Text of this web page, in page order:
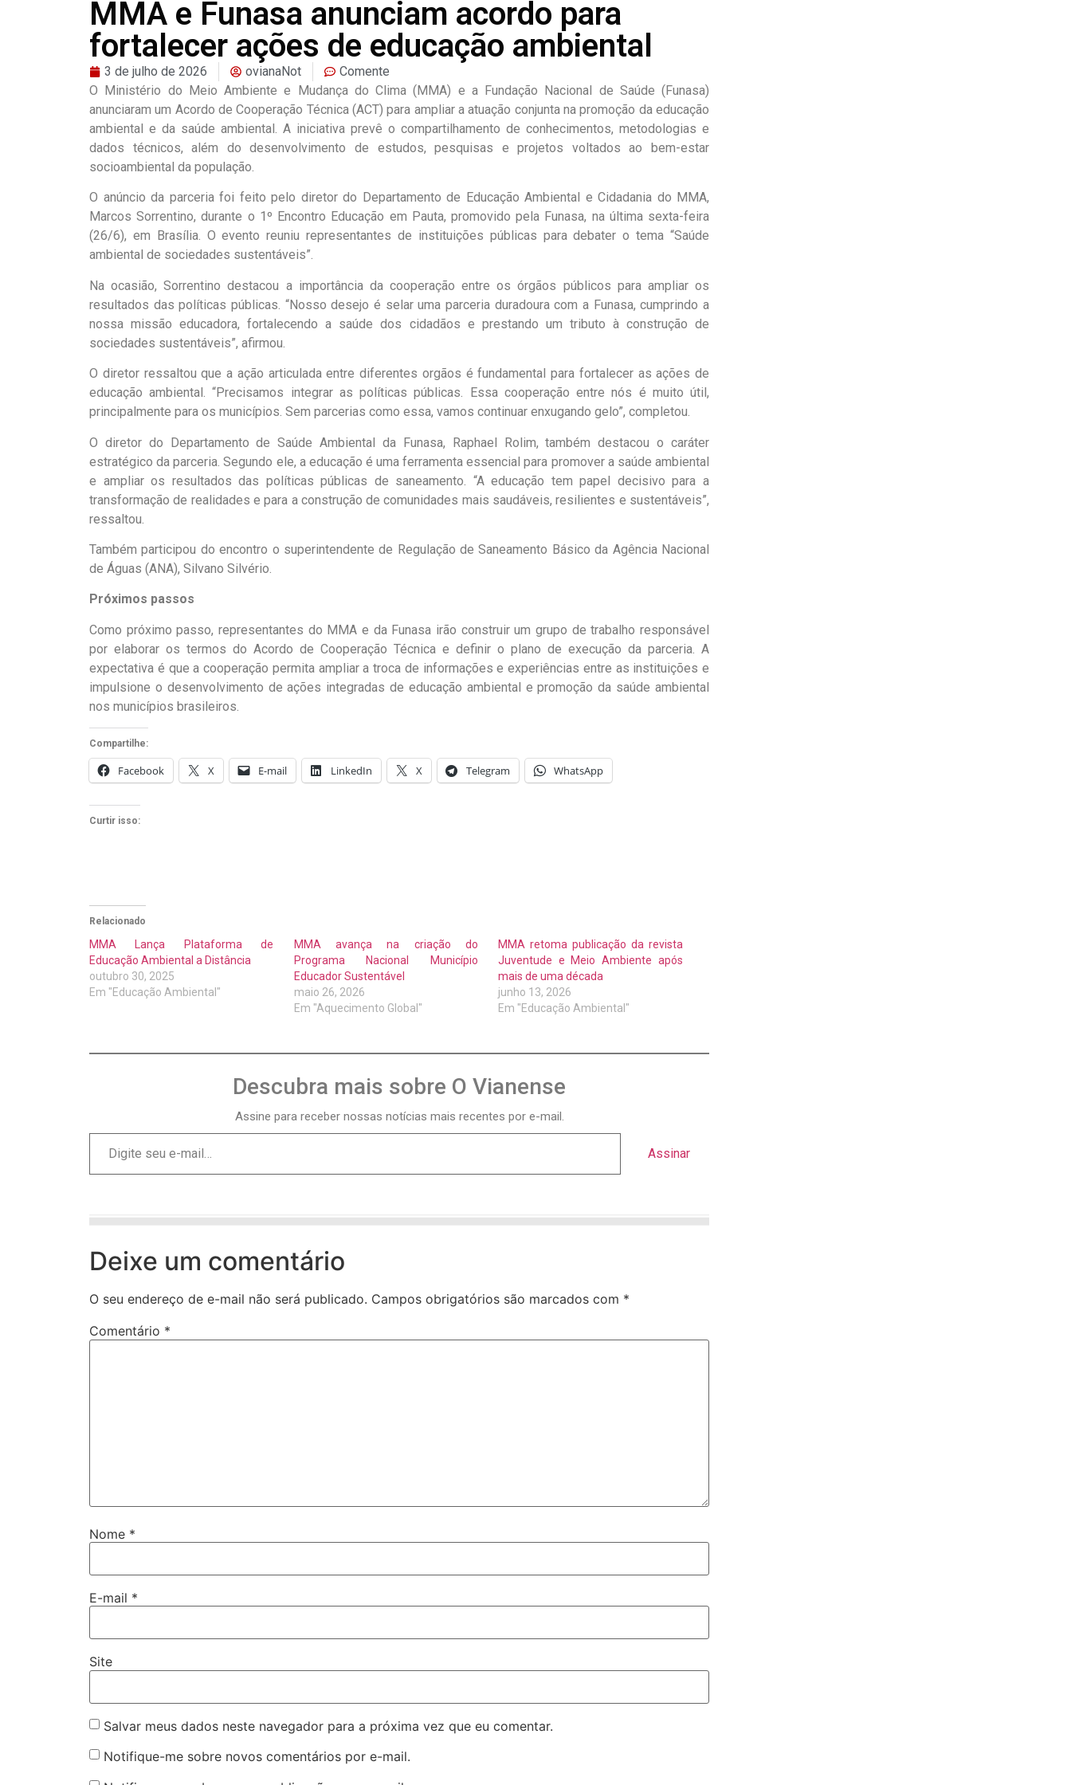
MMA e Funasa anunciam acordo para
fortalecer ações de educação ambiental
3 de julho de 2026 ovianaNot
Comente
O Ministério do Meio Ambiente e Mudança do Clima (MMA) e a Fundação Nacional de Saúde (Funasa)
anunciaram um Acordo de Cooperação Técnica (ACT) para ampliar a atuação conjunta na promoção da educação
ambiental e da saúde ambiental. A iniciativa prevê o compartilhamento de conhecimentos, metodologias e
dados técnicos, além do desenvolvimento de estudos, pesquisas e projetos voltados ao bem-estar
socioambiental da população.
O anúncio da parceria foi feito pelo diretor do Departamento de Educação Ambiental e Cidadania do MMA,
Marcos Sorrentino, durante o 1º Encontro Educação em Pauta, promovido pela Funasa, na última sexta-feira
(26/6), em Brasília. O evento reuniu representantes de instituições públicas para debater o tema “Saúde
ambiental de sociedades sustentáveis”.
Na ocasião, Sorrentino destacou a importância da cooperação entre os órgãos públicos para ampliar os
resultados das políticas públicas. “Nosso desejo é selar uma parceria duradoura com a Funasa, cumprindo a
nossa missão educadora, fortalecendo a saúde dos cidadãos e prestando um tributo à construção de
sociedades sustentáveis”, afirmou.
O diretor ressaltou que a ação articulada entre diferentes orgãos é fundamental para fortalecer as ações de
educação ambiental. “Precisamos integrar as políticas públicas. Essa cooperação entre nós é muito útil,
principalmente para os municípios. Sem parcerias como essa, vamos continuar enxugando gelo”, completou.
O diretor do Departamento de Saúde Ambiental da Funasa, Raphael Rolim, também destacou o caráter
estratégico da parceria. Segundo ele, a educação é uma ferramenta essencial para promover a saúde ambiental
e ampliar os resultados das políticas públicas de saneamento. “A educação tem papel decisivo para a
transformação de realidades e para a construção de comunidades mais saudáveis, resilientes e sustentáveis”,
ressaltou.
Também participou do encontro o superintendente de Regulação de Saneamento Básico da Agência Nacional
de Águas (ANA), Silvano Silvério.
Próximos passos
Como próximo passo, representantes do MMA e da Funasa irão construir um grupo de trabalho responsável
por elaborar os termos do Acordo de Cooperação Técnica e definir o plano de execução da parceria. A
expectativa é que a cooperação permita ampliar a troca de informações e experiências entre as instituições e
impulsione o desenvolvimento de ações integradas de educação ambiental e promoção da saúde ambiental
nos municípios brasileiros.
Compartilhe:
Facebook X E-mail LinkedIn X Telegram WhatsApp
Curtir isso:
Relacionado
MMA Lança Plataforma de
Educação Ambiental a Distância
outubro 30, 2025
Em "Educação Ambiental"
MMA avança na criação do
Programa Nacional Município
Educador Sustentável
maio 26, 2026
Em "Aquecimento Global"
MMA retoma publicação da revista
Juventude e Meio Ambiente após
mais de uma década
junho 13, 2026
Em "Educação Ambiental"
Descubra mais sobre O Vianense
Assine para receber nossas notícias mais recentes por e-mail.
Assinar
Deixe um comentário
O seu endereço de e-mail não será publicado. Campos obrigatórios são marcados com *
Comentário *
Nome *
E-mail *
Site
Salvar meus dados neste navegador para a próxima vez que eu comentar.
Notifique-me sobre novos comentários por e-mail.